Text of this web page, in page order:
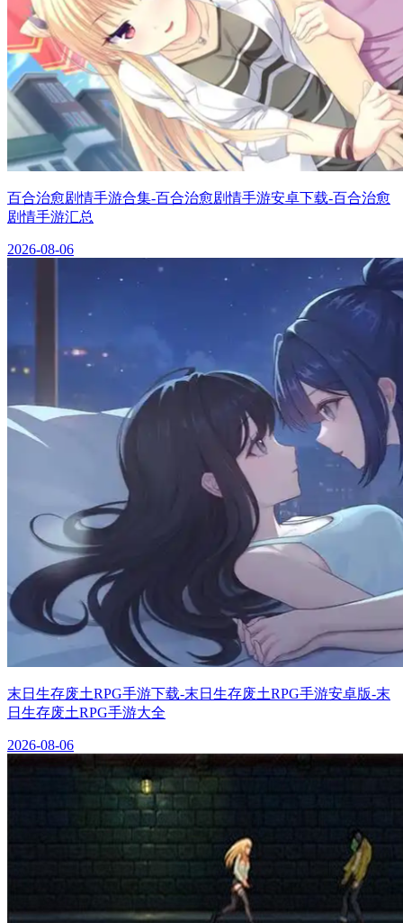
百合治愈剧情手游合集-百合治愈剧情手游安卓下载-百合治愈
剧情手游汇总
2026-08-06
末日生存废土RPG手游下载-末日生存废土RPG手游安卓版-末
日生存废土RPG手游大全
2026-08-06